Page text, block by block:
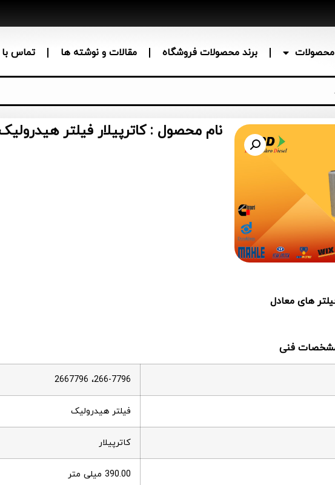
محصولات برند محصولات فروشگاه مقالات و نوشته ها تماس با
نام محصول : کاترپیلار فیلتر هیدرولیک 266-7796
266-7796، 2667796
فیلتر هیدرولیک
کاترپیلار
390.00 میلی متر